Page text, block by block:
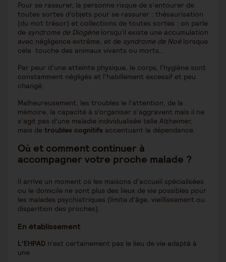
Pour se rassurer, la personne risque de s’entourer de
toutes sortes d’objets pour se rassurer : thésaurisation
(du mot trésor) et collections de toutes sortes : on parle
de syndrome de Diogènelorsqu’il existe une accumulation
avec négligence extrême, et de syndrome de Noé lorsque
cela touche des animaux vivants ou morts…
Par peur d’une atteinte physique, le corps, l’hygiène sont
constamment négligés et l’habillement excessif et peu
changé.
Malheureusement, les troubles le l’attention, de la
mémoire, la capacité à s’organiser s’aggravent mais il ne
s’agit pas d’une maladie individualisée telle Alzheimer,
mais de troubles cognitifs accentuant la dépendance.
Où et comment continuer à
accompagner votre proche malade ?
Il arrive un moment où les maisons d’accueil spécialisées
ou le domicile ne sont plus des lieux de vie possibles pour
les malades psychiatriques (limite d’âge, vieillissement ou
disparition des proches).
En établissement
L’EHPAD n’est certainement pas le lieu de vie adapté à
une